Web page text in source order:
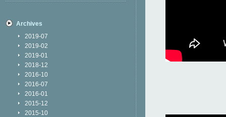
Archives
2019-07
2019-02
2019-01
2018-12
2016-10
2016-07
2016-01
2015-12
2015-10